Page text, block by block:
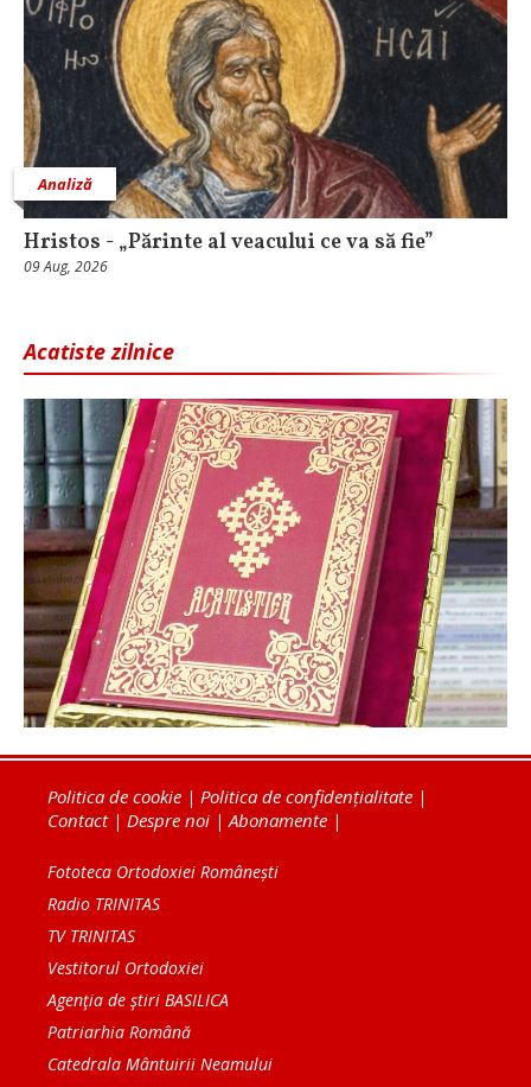
Analiză
Hristos - „Părinte al veacului ce va să fie”
09 Aug, 2026
Acatiste zilnice
Politica de cookie | Politica de confidențialitate |
Contact| Despre noi | Abonamente |
Fototeca Ortodoxiei Românești
Radio TRINITAS
TV TRINITAS
Vestitorul Ortodoxiei
Agenţia de ştiri BASILICA
Patriarhia Română
Catedrala Mântuirii Neamului